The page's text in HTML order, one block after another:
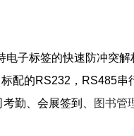
子标签的快速防冲突解
配的RS232，RS485串
勤、会展签到、 图书管